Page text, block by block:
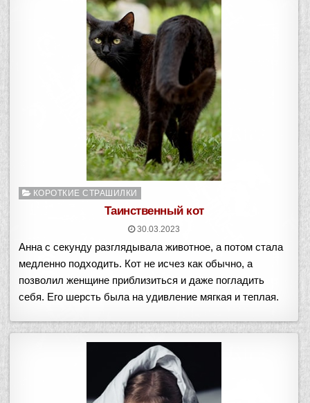
Опубликовано
КОРОТКИЕ СТРАШИЛКИ
Таинственный кот
30.03.2023
Анна с секунду разглядывала животное, а потом стала
медленно подходить. Кот не исчез как обычно, а
позволил женщине приблизиться и даже погладить
себя. Его шерсть была на удивление мягкая и теплая.